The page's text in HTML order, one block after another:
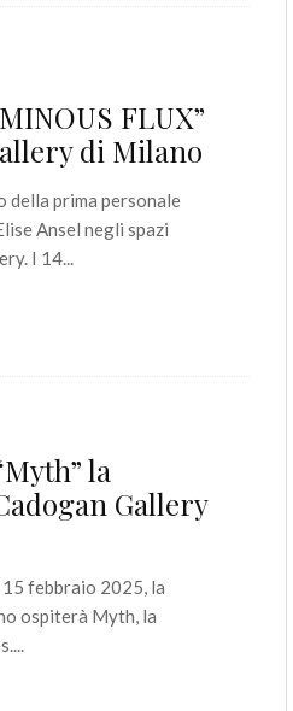
FLUX”
di Milano
della prima personale
Ansel negli spazi
I 14...
la
Gallery
febbraio 2025, la
ospiterà Myth, la